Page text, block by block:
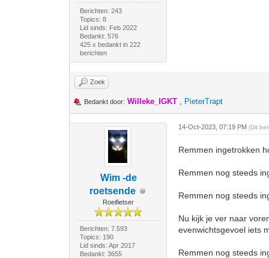
Berichten: 243
Topics: 8
Lid sinds: Feb 2022
Bedankt: 576
425 x bedankt in 222
berichten
Zoek
Bedankt door: Willeke_IGKT , PieterTrapt
Wim -de
roetsende
Roeifietser
Berichten: 7.593
Topics: 190
Lid sinds: Apr 2017
Bedankt: 3655
14-Oct-2023, 07:19 PM(Dit
Remmen ingetrokken
Remmen nog steeds
Remmen nog steeds
Nu kijk je ver naar
evenwichtsgevoel iets
Remmen nog steeds